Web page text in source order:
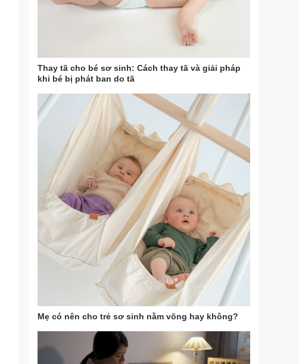
Thay tã cho bé sơ sinh: Cách thay tã và giải pháp
khi bé bị phát ban do tã
Mẹ có nên cho trẻ sơ sinh nằm võng hay không?